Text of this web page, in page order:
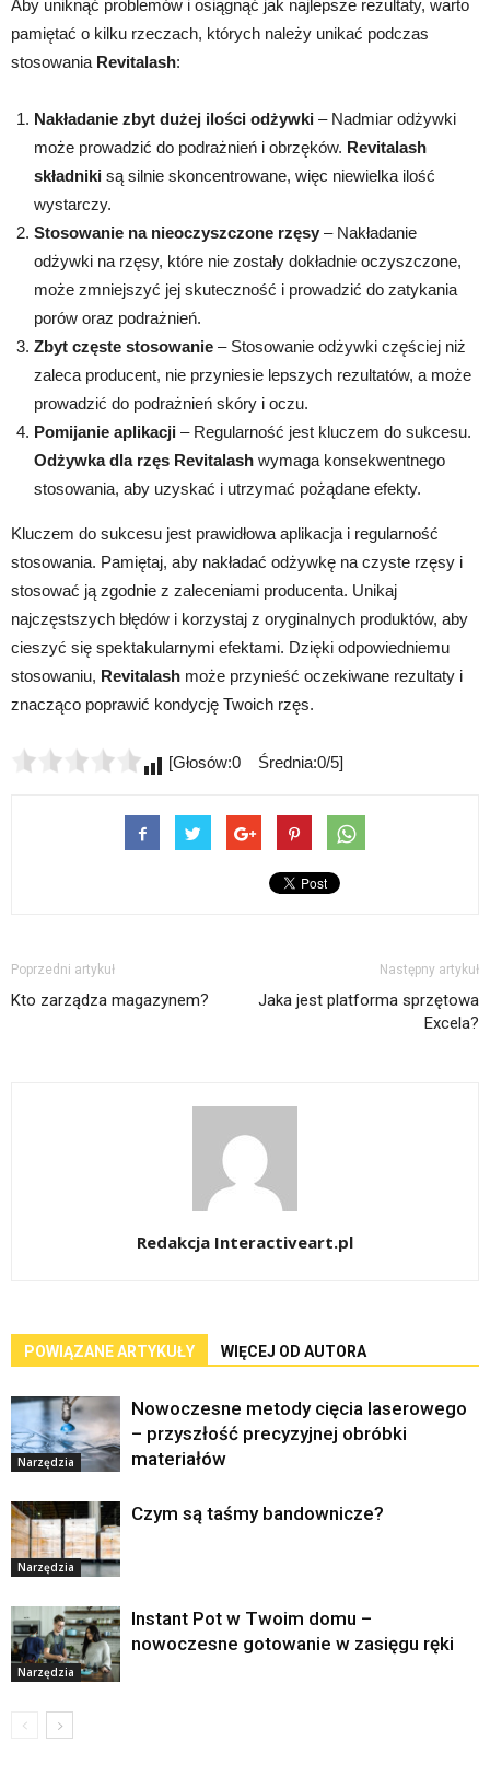
Aby uniknąć problemów i osiągnąć jak najlepsze rezultaty, warto
pamiętać o kilku rzeczach, których należy unikać podczas
stosowania Revitalash:
Nakładanie zbyt dużej ilości odżywki – Nadmiar odżywki
może prowadzić do podrażnień i obrzęków. Revitalash
składniki są silnie skoncentrowane, więc niewielka ilość
wystarczy.
Stosowanie na nieoczyszczone rzęsy – Nakładanie
odżywki na rzęsy, które nie zostały dokładnie oczyszczone,
może zmniejszyć jej skuteczność i prowadzić do zatykania
porów oraz podrażnień.
Zbyt częste stosowanie – Stosowanie odżywki częściej niż
zaleca producent, nie przyniesie lepszych rezultatów, a może
prowadzić do podrażnień skóry i oczu.
Pomijanie aplikacji – Regularność jest kluczem do sukcesu.
Odżywka dla rzęs Revitalash wymaga konsekwentnego
stosowania, aby uzyskać i utrzymać pożądane efekty.
Kluczem do sukcesu jest prawidłowa aplikacja i regularność
stosowania. Pamiętaj, aby nakładać odżywkę na czyste rzęsy i
stosować ją zgodnie z zaleceniami producenta. Unikaj
najczęstszych błędów i korzystaj z oryginalnych produktów, aby
cieszyć się spektakularnymi efektami. Dzięki odpowiedniemu
stosowaniu, Revitalash może przynieść oczekiwane rezultaty i
znacząco poprawić kondycję Twoich rzęs.
[Głosów:0 Średnia:0/5]
Poprzedni artykuł
Kto zarządza magazynem?
Następny artykuł
Jaka jest platforma sprzętowa
Excela?
Redakcja Interactiveart.pl
POWIĄZANE ARTYKUŁY WIĘCEJ OD AUTORA
Narzędzia
Nowoczesne metody cięcia laserowego
– przyszłość precyzyjnej obróbki
materiałów
Narzędzia
Czym są taśmy bandownicze?
Narzędzia
Instant Pot w Twoim domu –
nowoczesne gotowanie w zasięgu ręki